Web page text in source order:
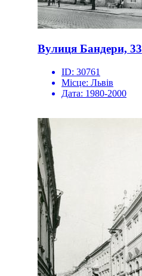
Вулиця Бандери, 33
ID: 30761
Місце: Львів
Дата: 1980-2000